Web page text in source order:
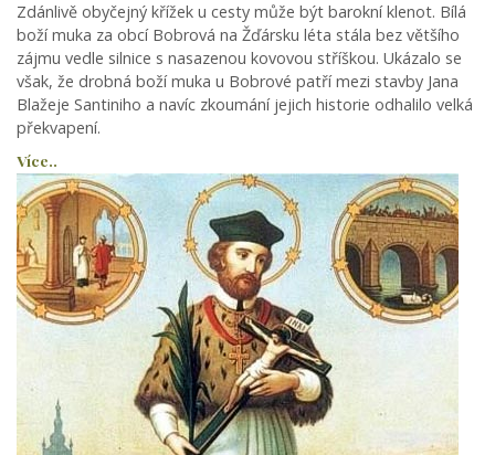
Zdánlivě obyčejný křížek u cesty může být barokní klenot. Bílá
boží muka za obcí Bobrová na Žďársku léta stála bez většího
zájmu vedle silnice s nasazenou kovovou stříškou. Ukázalo se
však, že drobná boží muka u Bobrové patří mezi stavby Jana
Blažeje Santiniho a navíc zkoumání jejich historie odhalilo velká
překvapení.
Více..